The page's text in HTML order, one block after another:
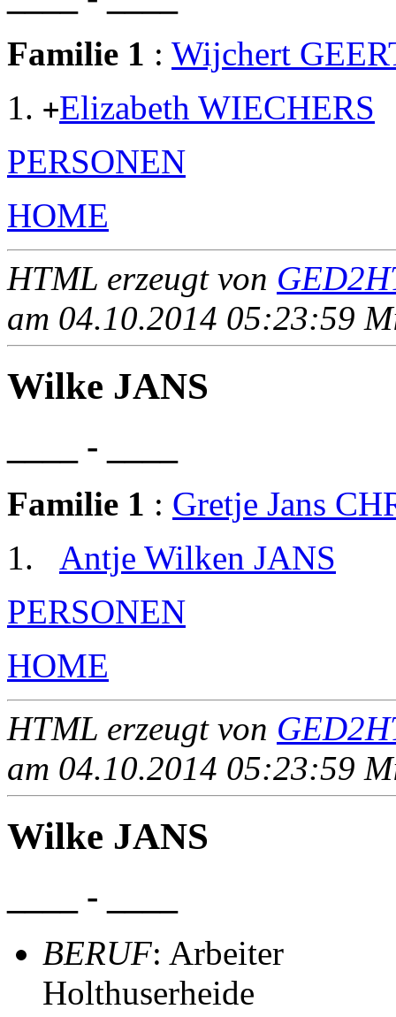
Familie 1 : Wijchert
+Elizabeth WIECHERS
PERSONEN
HOME
HTML erzeugt von
am 04.10.2014 05:23:59
Wilke JANS
____ - ____
Familie 1 : Gretje Jans
Antje Wilken JANS
PERSONEN
HOME
HTML erzeugt von
am 04.10.2014 05:23:59
Wilke JANS
____ - ____
BERUF: Arbeiter
Holthuserheide